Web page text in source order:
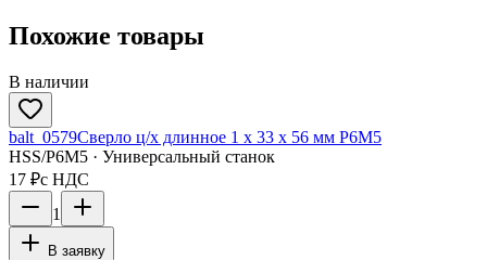
Похожие товары
В наличии
balt_0579Сверло ц/х длинное 1 х 33 х 56 мм Р6М5
HSS/Р6М5 · Универсальный станок
17 ₽с НДС
1
В заявку